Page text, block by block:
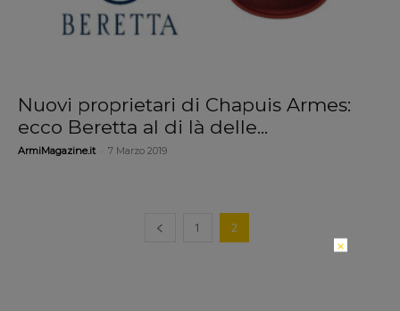
Nuovi proprietari di Chapuis Armes:
ecco Beretta al di là delle...
ArmiMagazine.it 7 Marzo 2019
1 2
×